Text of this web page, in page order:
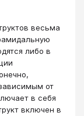
весьма
либо в
от
в себя
включен в